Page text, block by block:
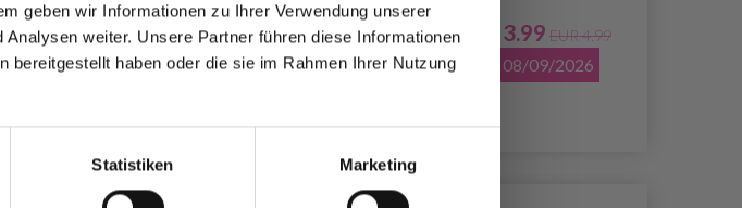
geben wir Informationen zu Ihrer Verwendung unserer
weiter. Unsere Partner führen diese Informationen
haben oder die sie im Rahmen Ihrer Nutzung
Statistiken Marketing
Preis abEUR 4.15 EUR 5.20
Angebot bis 08/09/2026
Preis abEUR 3.99 EUR 4.99
Angebot bis 08/09/2026
Garn-Community
Zugang zu
und